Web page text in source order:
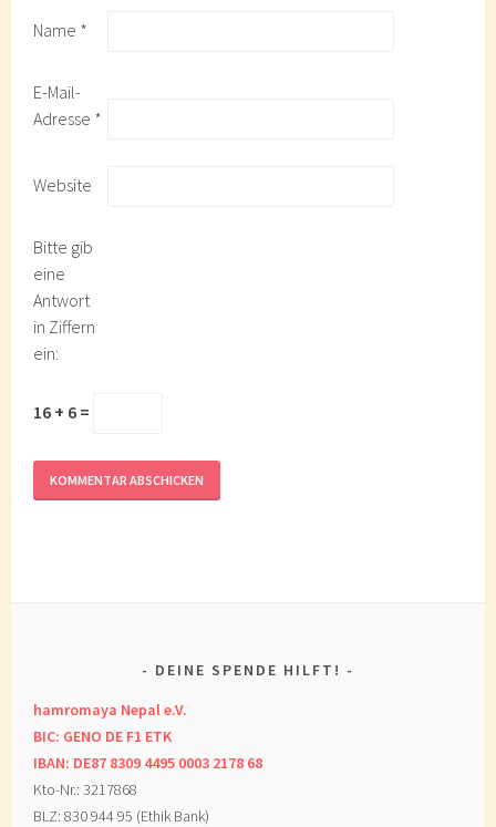
Name *
E-Mail-
Adresse *
Website
Bitte gib
eine
Antwort
in Ziffern
ein:
16 + 6 =
DEINE SPENDE HILFT!
hamromaya Nepal e.V.
BIC: GENO DE F1 ETK
IBAN: DE87 8309 4495 0003 2178 68
Kto-Nr.: 3217868
BLZ: 830 944 95 (Ethik Bank)